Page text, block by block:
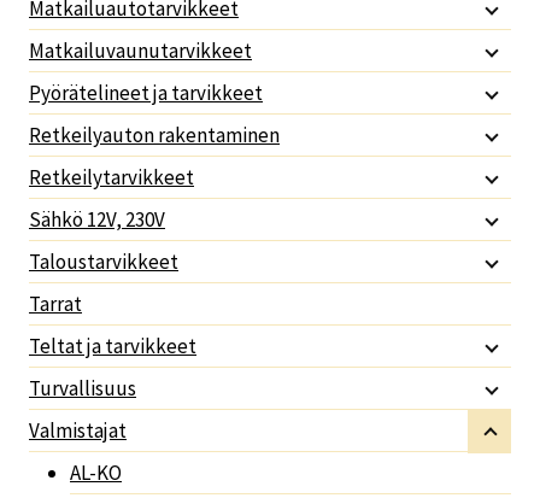
Matkailuautotarvikkeet
Matkailuvaunutarvikkeet
Pyörätelineet ja tarvikkeet
Retkeilyauton rakentaminen
Retkeilytarvikkeet
Sähkö 12V, 230V
Taloustarvikkeet
Tarrat
Teltat ja tarvikkeet
Turvallisuus
Valmistajat
AL-KO